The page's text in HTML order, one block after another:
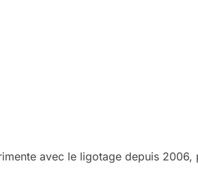
avec le ligotage depuis 2006,